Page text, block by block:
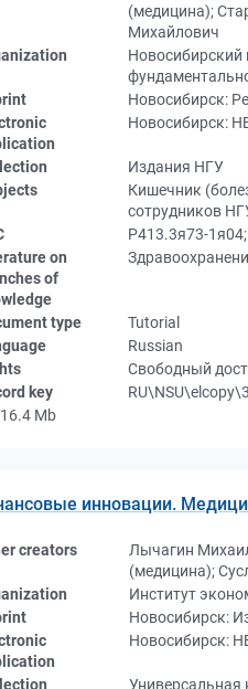
(медицина);
Михайлович
Новосибирский
Новосибирск:
Новосибирск:
Издания НГУ
Кишечник
сотрудников
Р413.3я73-
on
of
type
Tutorial
Russian
Свободный
key
Mb
инновации.
creators
Лычагин
(медицина);
Институт
Новосибирск:
Новосибирск:
Универсальная